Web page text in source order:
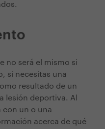
no será el mismo si
si necesitas una
resultado de un
lesión deportiva. Al
con un o una
acerca de qué